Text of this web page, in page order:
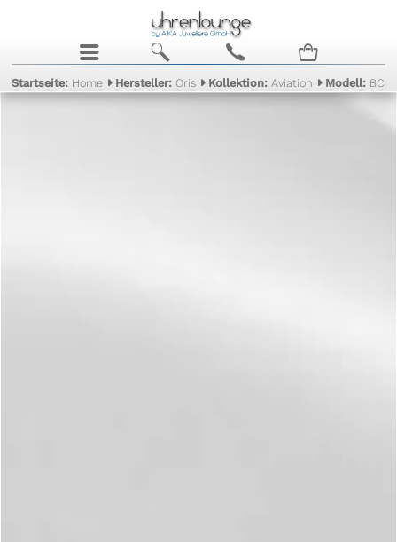
j b c n
Startseite: Home Hersteller:Oris Kollektion: Aviation Modell: BC4